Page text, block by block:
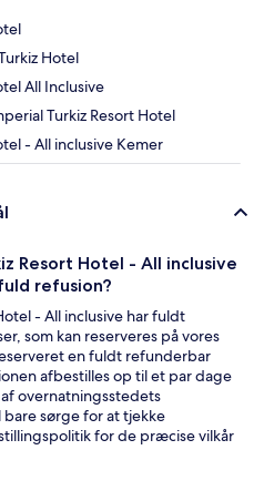
Hotel
All Inclusive
Turkiz Resort Hotel
- All inclusive Kemer
Resort Hotel - All inclusive
refusion?
- All inclusive har fuldt
som kan reserveres på vores
en fuldt refunderbar
afbestilles op til et par dage
overnatningsstedets
sørge for at tjekke
for de præcise vilkår